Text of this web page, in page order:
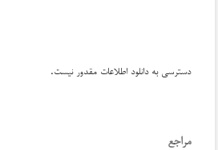
دسترسی به دانلود اطلاعات مقدور نیست.
مراجع